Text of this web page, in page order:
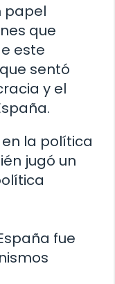
papel
que
este
sentó
y el
la política
jugó un
fue